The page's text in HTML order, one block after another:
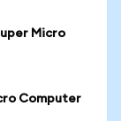
Micro
Computer